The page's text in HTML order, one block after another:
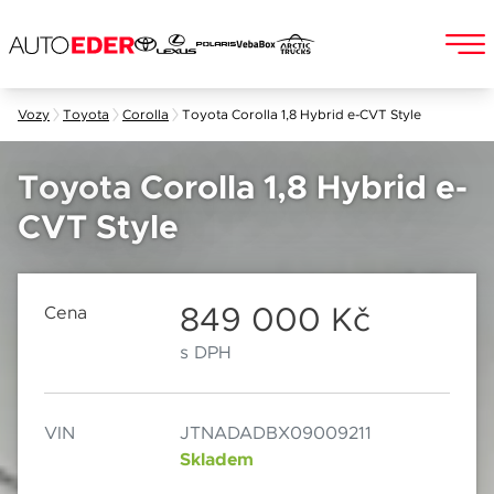
Vozy Toyota Corolla Toyota Corolla 1,8 Hybrid e-CVT Style
Toyota Corolla 1,8 Hybrid e-
CVT Style
Cena 849 000 Kč
s DPH
VIN JTNADADBX09009211
Skladem
Chebská 392/116B
360 01 Karlovy Vary
Po–Pá: 8:00–18:00
So: 8:00–12:00
Datum
Jméno a příjmení